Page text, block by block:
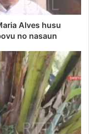
Alves husu
no nasaun